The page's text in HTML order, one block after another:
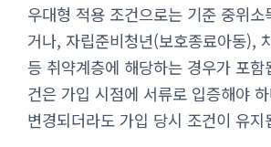
우대형 적용 조건으로는 기준 중위
거나, 자립준비청년(보호종료아동),
등 취약계층에 해당하는 경우가 포
건은 가입 시점에 서류로 입증해야
변경되더라도 가입 당시 조건이 유지